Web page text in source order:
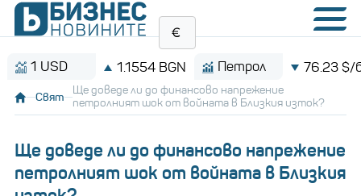
1.1554 BGN Петрол 76.23 $/барел
Свят
Ще доведе ли до финансово напрежение
петролният шок от войната в Близкия изток?
Ще доведе ли до финансово напрежение
петролният шок от войната в Близкия